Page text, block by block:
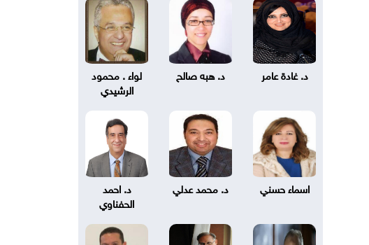
د. غادة عامر د. هبه صالح
لواء . محمود
الرشيدي
اسماء حسني د. محمد عدلي
د. احمد
الحفناوي